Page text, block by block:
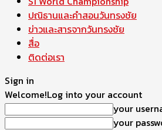
ปณิธานและคำสอนวันทรงชัย
ข่าวและสารจากวันทรงชัย
สื่อ
ติดต่อเรา
Sign in
Welcome!Log into your account
your
your